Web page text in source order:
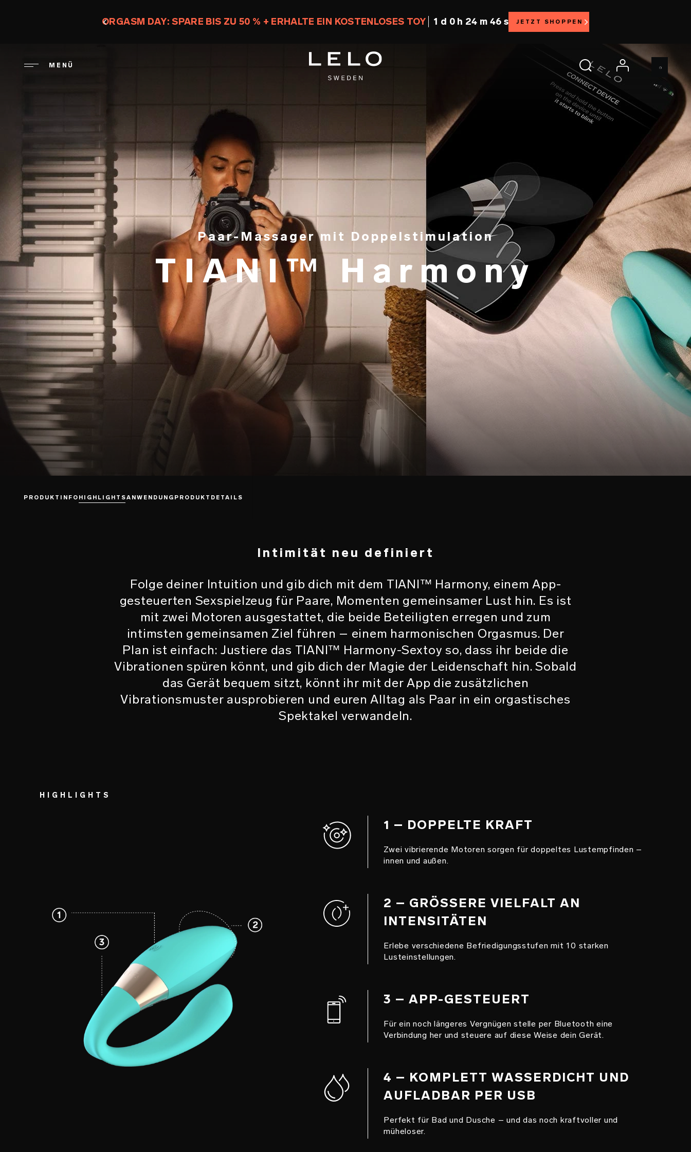
ORGASM DAY: SPARE BIS ZU 50 % + ERHALTE EIN KOSTENLOSES TOY 1 d 0 h 24 m 44 s JETZT SHOPPEN
MENÜ account
Paar-Massager mit Doppelstimulation
TIANI™ Harmony
PRODUKTINFO HIGHLIGHTSANWENDUNG PRODUKTDETAILS
Intimität neu definiert
Folge deiner Intuition und gib dich mit dem TIANI™ Harmony, einem App-
gesteuerten Sexspielzeug für Paare, Momenten gemeinsamer Lust hin. Es ist
mit zwei Motoren ausgestattet, die beide Beteiligten erregen und zum
intimsten gemeinsamen Ziel führen – einem harmonischen Orgasmus. Der
Plan ist einfach: Justiere das TIANI™ Harmony-Sextoy so, dass ihr beide die
Vibrationen spüren könnt, und gib dich der Magie der Leidenschaft hin. Sobald
das Gerät bequem sitzt, könnt ihr mit der App die zusätzlichen
Vibrationsmuster ausprobieren und euren Alltag als Paar in ein orgastisches
Spektakel verwandeln.
HIGHLIGHTS
1 – DOPPELTE KRAFT
Zwei vibrierende Motoren sorgen für doppeltes Lustempfinden –
innen und außen.
2 – GRÖSSERE VIELFALT AN
INTENSITÄTEN
Erlebe verschiedene Befriedigungsstufen mit 10 starken
Lusteinstellungen.
3 – APP-GESTEUERT
Für ein noch längeres Vergnügen stelle per Bluetooth eine
Verbindung her und steuere auf diese Weise dein Gerät.
4 – KOMPLETT WASSERDICHT UND
AUFLADBAR PER USB
Perfekt für Bad und Dusche – und das noch kraftvoller und
müheloser.